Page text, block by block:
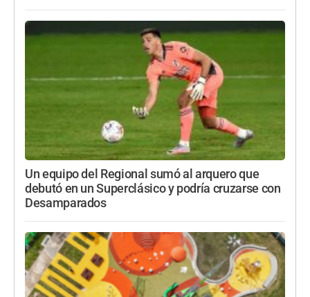
Un equipo del Regional sumó al arquero que
debutó en un Superclásico y podría cruzarse con
Desamparados